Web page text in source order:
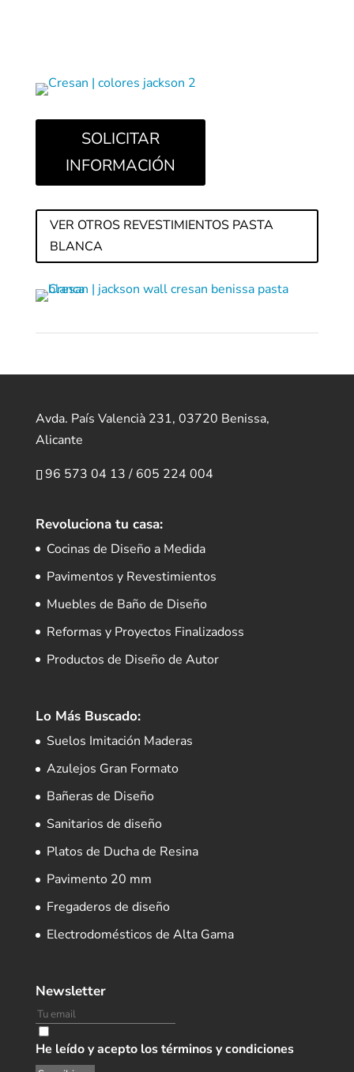
SOLICITAR
INFORMACIÓN
VER OTROS REVESTIMIENTOS PASTA
BLANCA
Avda. País Valencià 231, 03720 Benissa,
Alicante
96 573 04 13/ 605 224 004
Revoluciona tu casa:
Cocinas de Diseño a Medida
Pavimentos y Revestimientos
Muebles de Baño de Diseño
Reformas y Proyectos Finalizadoss
Productos de Diseño de Autor
Lo Más Buscado:
Suelos Imitación Maderas
Azulejos Gran Formato
Bañeras de Diseño
Sanitarios de diseño
Platos de Ducha de Resina
Pavimento 20 mm
Fregaderos de diseño
Electrodomésticos de Alta Gama
Newsletter
He leído y acepto los términos y condiciones